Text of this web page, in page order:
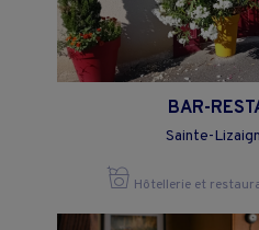
BAR-
Sainte-
Hôtellerie et